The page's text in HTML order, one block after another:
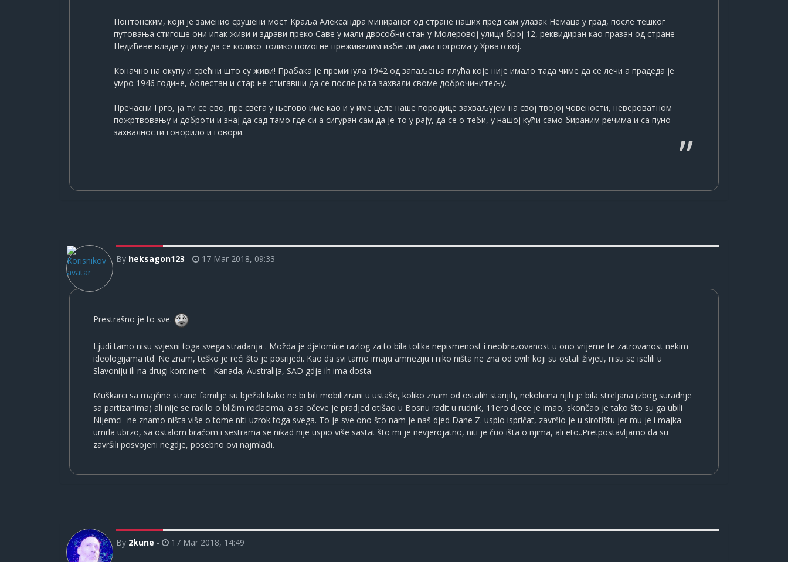
Понтонским, који је заменио срушени мост Краља Александра минираног од стране наших пред сам улазак Немаца у град, после тешког
путовања стигоше они ипак живи и здрави преко Саве у мали двособни стан у Молеровој улици број 12, реквидиран као празан од стране
Недићеве владе у циљу да се колико толико помогне преживелим избеглицама погрома у Хрватској.
Коначно на окупу и срећни што су живи! Прабака је преминула 1942 од запаљења плућа које није имало тада чиме да се лечи а прадеда је
умро 1946 године, болестан и стар не стигавши да се после рата захвали своме доброчинитељу.
Пречасни Грго, ја ти се ево, пре свега у његово име као и у име целе наше породице захваљујем на свој твојој човености, невероватном
пожртвовању и доброти и знај да сад тамо где си а сигуран сам да је то у рају, да се о теби, у нашој кући само бираним речима и са пуно
захвалности говорило и говори.
By heksagon123 - 17 Mar 2018, 09:33
Prestrašno je to sve.
Ljudi tamo nisu svjesni toga svega stradanja . Možda je djelomice razlog za to bila tolika nepismenost i neobrazovanost u ono vrijeme te zatrovanost nekim
ideologijama itd. Ne znam, teško je reći što je posrijedi. Kao da svi tamo imaju amneziju i niko ništa ne zna od ovih koji su ostali živjeti, nisu se iselili u
Slavoniju ili na drugi kontinent - Kanada, Australija, SAD gdje ih ima dosta.
Muškarci sa majčine strane familije su bježali kako ne bi bili mobilizirani u ustaše, koliko znam od ostalih starijih, nekolicina njih je bila streljana (zbog suradnje
sa partizanima) ali nije se radilo o bližim rođacima, a sa očeve je pradjed otišao u Bosnu radit u rudnik, 11ero djece je imao, skončao je tako što su ga ubili
Nijemci- ne znamo ništa više o tome niti uzrok toga svega. To je sve ono što nam je naš djed Dane Z. uspio ispričat, završio je u sirotištu jer mu je i majka
umrla ubrzo, sa ostalom braćom i sestrama se nikad nije uspio više sastat što mi je nevjerojatno, niti je čuo išta o njima, ali eto..Pretpostavljamo da su
završili posvojeni negdje, posebno ovi najmlađi.
By 2kune - 17 Mar 2018, 14:49